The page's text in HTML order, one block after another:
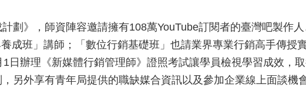
劃》，師資陣容邀請擁有108萬YouTube訂閱者的臺灣吧製作
成班」講師；「數位行銷基礎班」也請業界專業行銷高手傳授
日辦理《新媒體行銷管理師》證照考試讓學員檢視學習成效，
另外享有青年局提供的職缺媒合資訊以及參加企業線上面談機